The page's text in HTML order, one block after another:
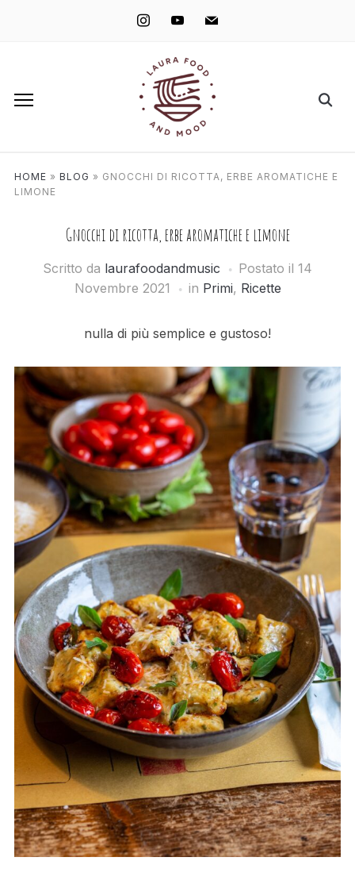
instagramyoutube mail
HOME » BLOG » GNOCCHI DI RICOTTA, ERBE AROMATICHE E
LIMONE
Gnocchi di ricotta, erbe aromatiche e limone
Scritto da laurafoodandmusic Postato il 14
Novembre 2021
in Primi, Ricette
nulla di più semplice e gustoso!